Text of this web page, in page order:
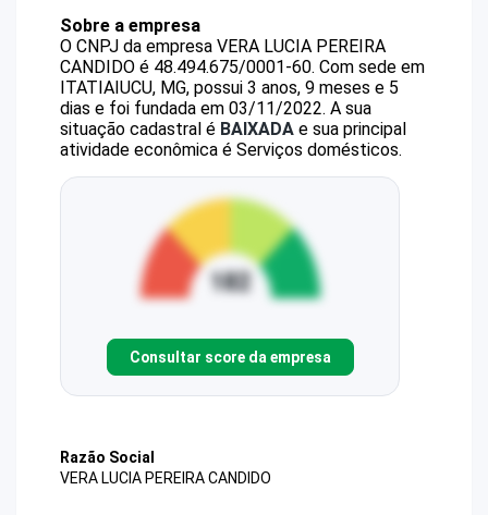
Sobre a empresa
O CNPJ da empresa VERA LUCIA PEREIRA
CANDIDO é 48.494.675/0001-60. Com sede em
ITATIAIUCU, MG, possui 3 anos, 9 meses e 5
dias e foi fundada em 03/11/2022. A sua
situação cadastral é BAIXADA e sua principal
atividade econômica é Serviços domésticos.
Consultar score da empresa
Razão Social
VERA LUCIA PEREIRA CANDIDO